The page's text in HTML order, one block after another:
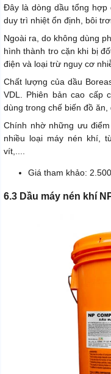
Đây là dòng dầu tổng
duy trì nhiệt ổn định, bôi
Ngoài ra, do không dùng
hình thành tro cặn khi bị
điện và loại trừ nguy cơ
Chất lượng của dầu
VDL. Phiên bản cao cấp
dùng trong chế biến đồ
Chính nhờ những ưu
nhiều loại máy nén khí,
vít,....
Giá tham khảo:
6.3 Dầu máy nén khí